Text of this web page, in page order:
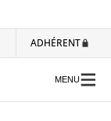
ADHÉRENT
MENU